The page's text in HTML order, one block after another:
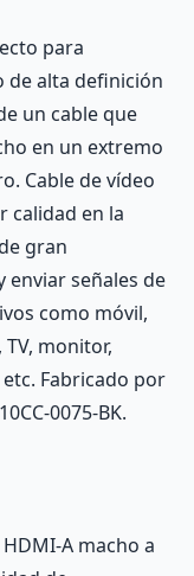
para
de alta definición
un cable que
en un extremo
Cable de vídeo
calidad en la
gran
señales de
como móvil,
monitor,
Fabricado por
0075-BK.
A macho a